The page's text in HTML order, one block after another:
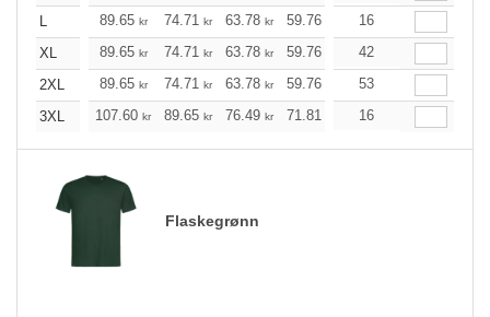
L
89.65 kr 74.71 kr 63.78 kr 59.76 56.75
16
XL
89.65 kr 74.71 kr 63.78 kr 59.76 56.75
42
2XL
89.65 kr 74.71 kr 63.78 kr 59.76 56.75
53
3XL
107.60 kr 89.65 kr 76.49 kr 71.81 68.13
16
Flaskegrønn